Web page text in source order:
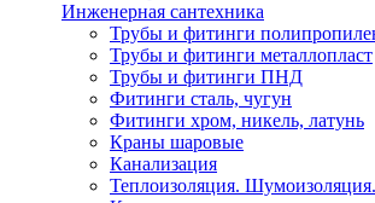
Инженерная сантехника
Трубы и фитинги
Трубы и фитинги металлопласт
Трубы и фитинги ПНД
Фитинги сталь, чугун
Фитинги хром, никель, латунь
Краны шаровые
Канализация
Теплоизоляция. Шумоизоляция.